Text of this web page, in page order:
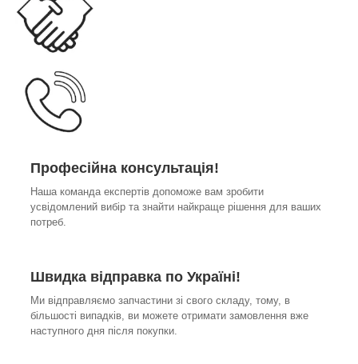
Професійна консультація!
Наша команда експертів допоможе вам зробити
усвідомлений вибір та знайти найкраще рішення для ваших
потреб.
Швидка відправка по Україні!
Ми відправляємо запчастини зі свого складу, тому, в
більшості випадків, ви можете отримати замовлення вже
наступного дня після покупки.